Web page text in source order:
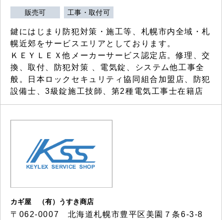
販売可 工事・取付可
鍵にはじまり防犯対策・施工等、札幌市内全域・札
幌近郊をサービスエリアとしております。
ＫＥＹＬＥＸ他メーカーサービス認定店。修理、交
換、取付、防犯対策 、電気錠、システム他工事全
般。日本ロックセキュリティ協同組合加盟店、防犯
設備士、3級錠施工技師、第2種電気工事士在籍店
カギ屋 （有）うすき商店
〒062-0007 北海道札幌市豊平区美園７条6-3-8